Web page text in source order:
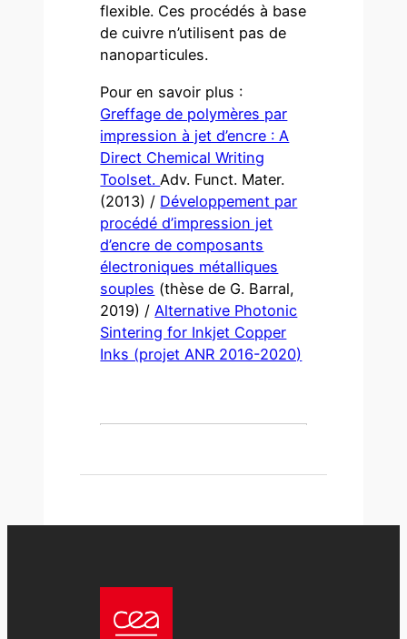
flexible. Ces procédés à base
de cuivre n’utilisent pas de
nanoparticules.
Pour en savoir plus :
Greffage de polymères par
impression à jet d’encre : A
Direct Chemical Writing
Toolset. Adv. Funct. Mater.
(2013) / Développement par
procédé d’impression jet
d’encre de composants
électroniques métalliques
souples (thèse de G. Barral,
2019) / Alternative Photonic
Sintering for Inkjet Copper
Inks (projet ANR 2016-2020)